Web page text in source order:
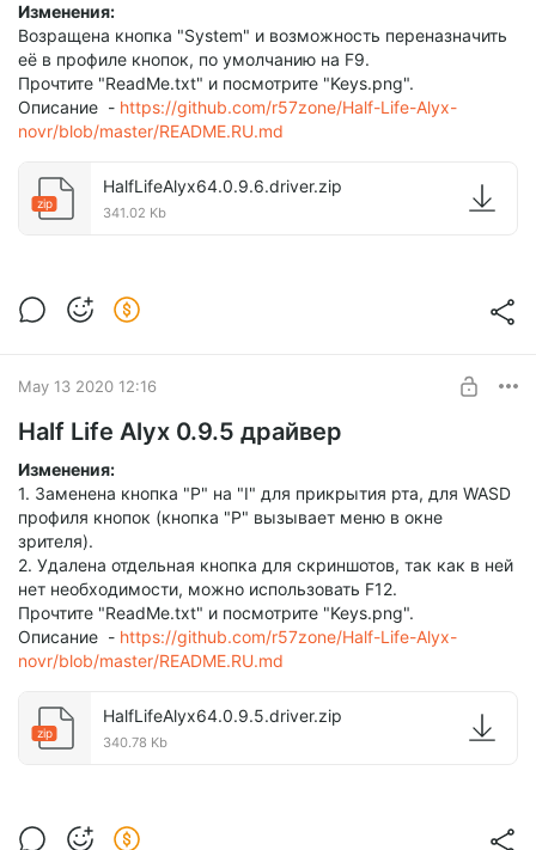
Изменения:
Возращена кнопка "System" и возможность переназначить
её в профиле кнопок, по умолчанию на F9.
Прочтите "ReadMe.txt" и посмотрите "Keys.png".
Описание - https://github.com/r57zone/Half-Life-Alyx-
novr/blob/master/README.RU.md
zip
HalfLifeAlyx64.0.9.6.driver.zip
341.02 Kb
May 13 2020 12:16
Half Life Alyx 0.9.5 драйвер
Изменения:
1. Заменена кнопка "P" на "I" для прикрытия рта, для WASD
профиля кнопок (кнопка "P" вызывает меню в окне
зрителя).
2. Удалена отдельная кнопка для скриншотов, так как в ней
нет необходимости, можно использовать F12.
Прочтите "ReadMe.txt" и посмотрите "Keys.png".
Описание - https://github.com/r57zone/Half-Life-Alyx-
novr/blob/master/README.RU.md
zip
HalfLifeAlyx64.0.9.5.driver.zip
340.78 Kb